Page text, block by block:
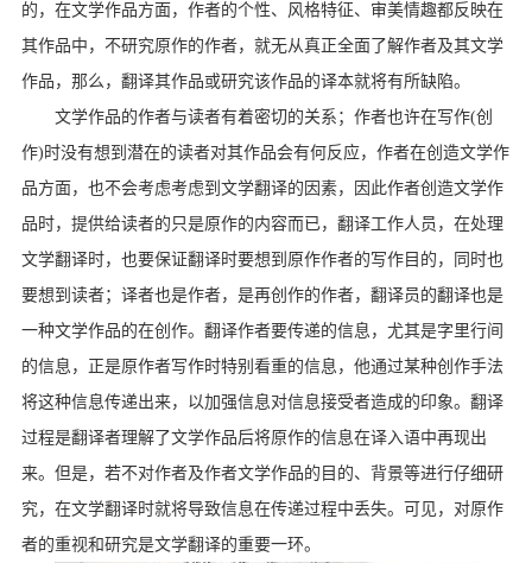
的，在文学作品方面，作者的个性、风格特征、审美情趣都反映在
其作品中，不研究原作的作者，就无从真正全面了解作者及其文学
作品，那么，翻译其作品或研究该作品的译本就将有所缺陷。
文学作品的作者与读者有着密切的关系；作者也许在写作(创
作)时没有想到潜在的读者对其作品会有何反应，作者在创造文学作
品方面，也不会考虑考虑到文学翻译的因素，因此作者创造文学作
品时，提供给读者的只是原作的内容而已，翻译工作人员，在处理
文学翻译时，也要保证翻译时要想到原作作者的写作目的，同时也
要想到读者；译者也是作者，是再创作的作者，翻译员的翻译也是
一种文学作品的在创作。翻译作者要传递的信息，尤其是字里行间
的信息，正是原作者写作时特别看重的信息，他通过某种创作手法
将这种信息传递出来，以加强信息对信息接受者造成的印象。翻译
过程是翻译者理解了文学作品后将原作的信息在译入语中再现出
来。但是，若不对作者及作者文学作品的目的、背景等进行仔细研
究，在文学翻译时就将导致信息在传递过程中丢失。可见，对原作
者的重视和研究是文学翻译的重要一环。